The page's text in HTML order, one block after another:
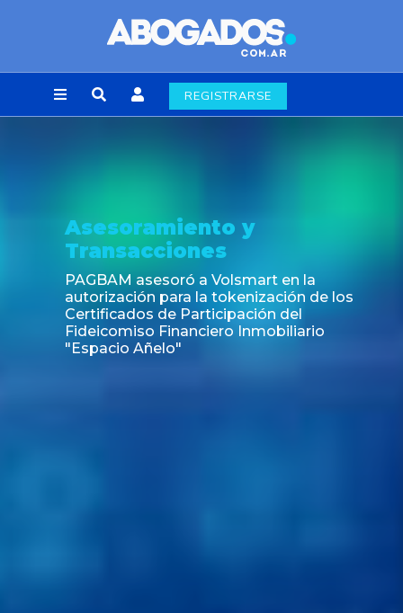
REGISTRARSE
Asesoramiento y
Transacciones
PAGBAM asesoró a Volsmart en la
autorización para la tokenización de los
Certificados de Participación del
Fideicomiso Financiero Inmobiliario
"Espacio Añelo"